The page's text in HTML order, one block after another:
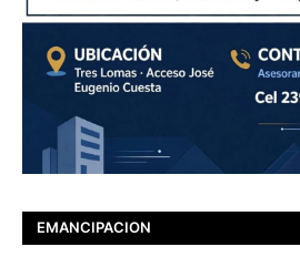
EMANCIPACION